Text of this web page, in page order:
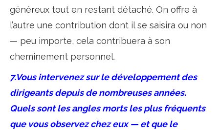
généreux tout en restant détaché. On offre à
l’autre une contribution dont il se saisira ou non
— peu importe, cela contribuera à son
cheminement personnel.
7.Vous intervenez sur le développement des
dirigeants depuis de nombreuses années.
Quels sont les angles morts les plus fréquents
que vous observez chez eux — et que le